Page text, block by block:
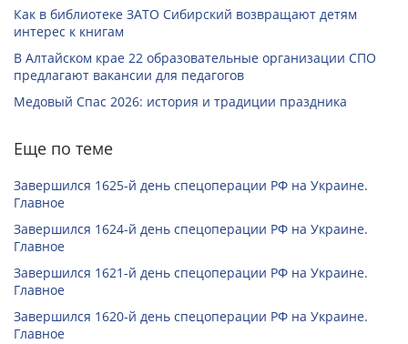
Как в библиотеке ЗАТО Сибирский возвращают детям
интерес к книгам
В Алтайском крае 22 образовательные организации СПО
предлагают вакансии для педагогов
Медовый Спас 2026: история и традиции праздника
Еще по теме
Завершился 1625-й день спецоперации РФ на Украине.
Главное
Завершился 1624-й день спецоперации РФ на Украине.
Главное
Завершился 1621-й день спецоперации РФ на Украине.
Главное
Завершился 1620-й день спецоперации РФ на Украине.
Главное